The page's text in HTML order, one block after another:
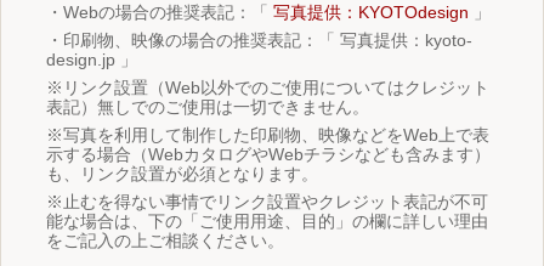
・Webの場合の推奨表記：「 写真提供：KYOTOdesign 」
・印刷物、映像の場合の推奨表記：「 写真提供：kyoto-
design.jp 」
※リンク設置（Web以外でのご使用についてはクレジット
表記）無しでのご使用は一切できません。
※写真を利用して制作した印刷物、映像などをWeb上で表
示する場合（WebカタログやWebチラシなども含みます）
も、リンク設置が必須となります。
※止むを得ない事情でリンク設置やクレジット表記が不可
能な場合は、下の「ご使用用途、目的」の欄に詳しい理由
をご記入の上ご相談ください。